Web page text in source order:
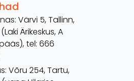
Värvi 5, Tallinn,
(Laki Ärikeskus, A
tel: 666
Võru 254, Tartu,